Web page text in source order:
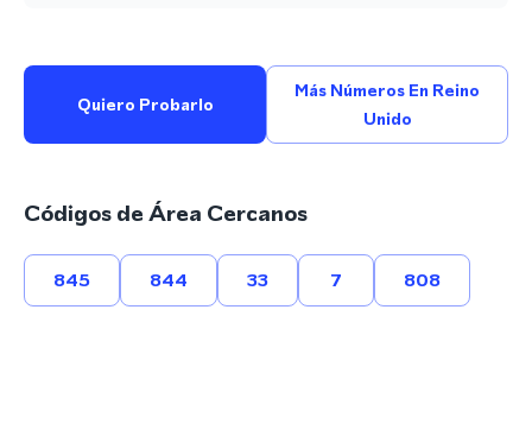
Quiero Probarlo
Más Números En Reino
Unido
Códigos de Área Cercanos
845 844 33 7 808